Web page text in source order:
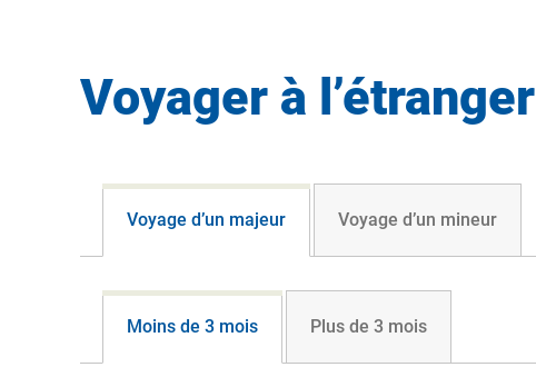
Voyager à l’étranger
Voyage d’un majeur Voyage d’un mineur
Moins de 3 mois Plus de 3 mois